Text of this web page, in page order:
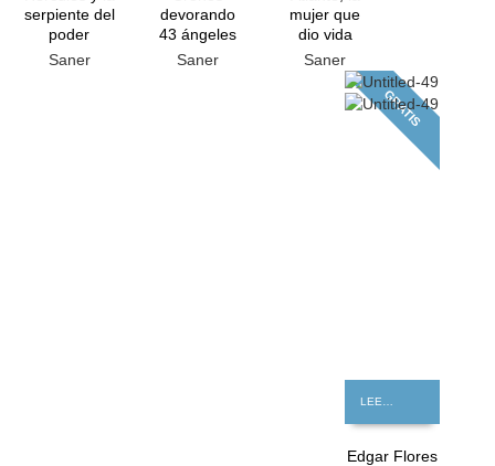
serpiente del
poder
Saner
devorando
43 ángeles
Saner
mujer que
dio vida
Saner
GRATIS
Edgar Flores